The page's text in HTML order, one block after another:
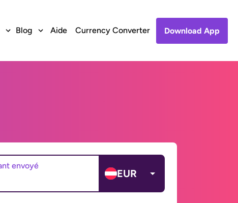
Blog Aide Currency Converter Download App
envoyé
EUR